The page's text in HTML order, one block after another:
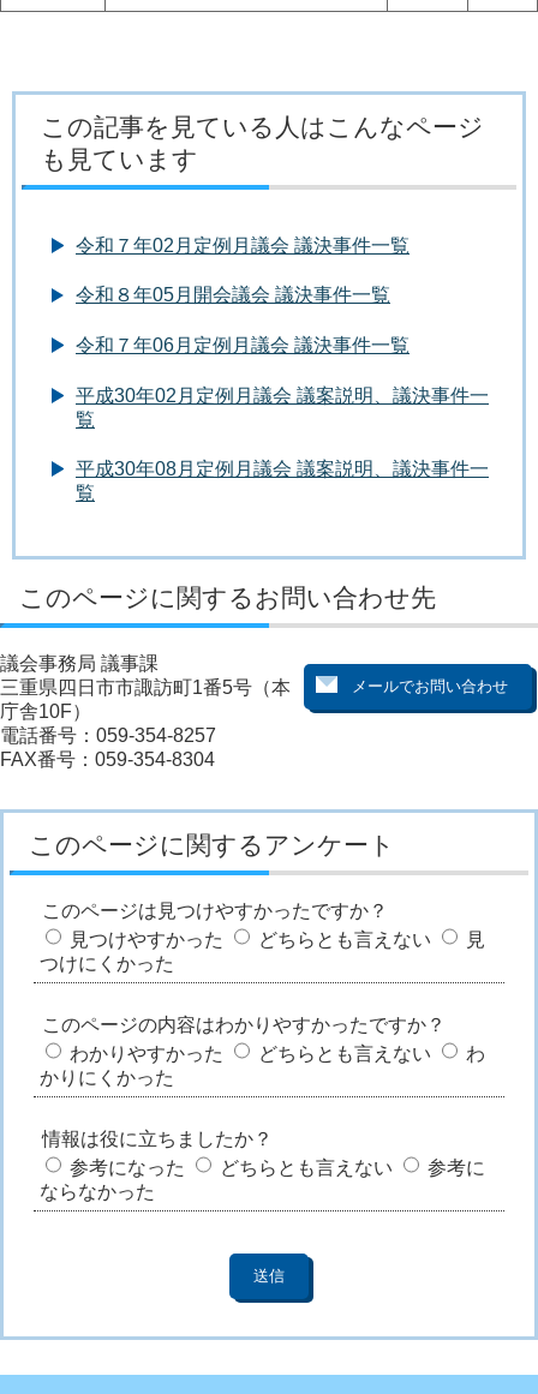
この記事を見ている人はこんなページ
も見ています
令和７年02月定例月議会 議決事件一覧
令和８年05月開会議会 議決事件一覧
令和７年06月定例月議会 議決事件一覧
平成30年02月定例月議会 議案説明、議決事件一
覧
平成30年08月定例月議会 議案説明、議決事件一
覧
このページに関するお問い合わせ先
議会事務局 議事課
三重県四日市市諏訪町1番5号（本
庁舎10F）
電話番号：059-354-8257
FAX番号：059-354-8304
このページに関するアンケート
このページは見つけやすかったですか？
見つけやすかった
どちらとも言えない
見
つけにくかった
このページの内容はわかりやすかったですか？
わかりやすかった
どちらとも言えない
わ
かりにくかった
情報は役に立ちましたか？
参考になった
どちらとも言えない
参考に
ならなかった